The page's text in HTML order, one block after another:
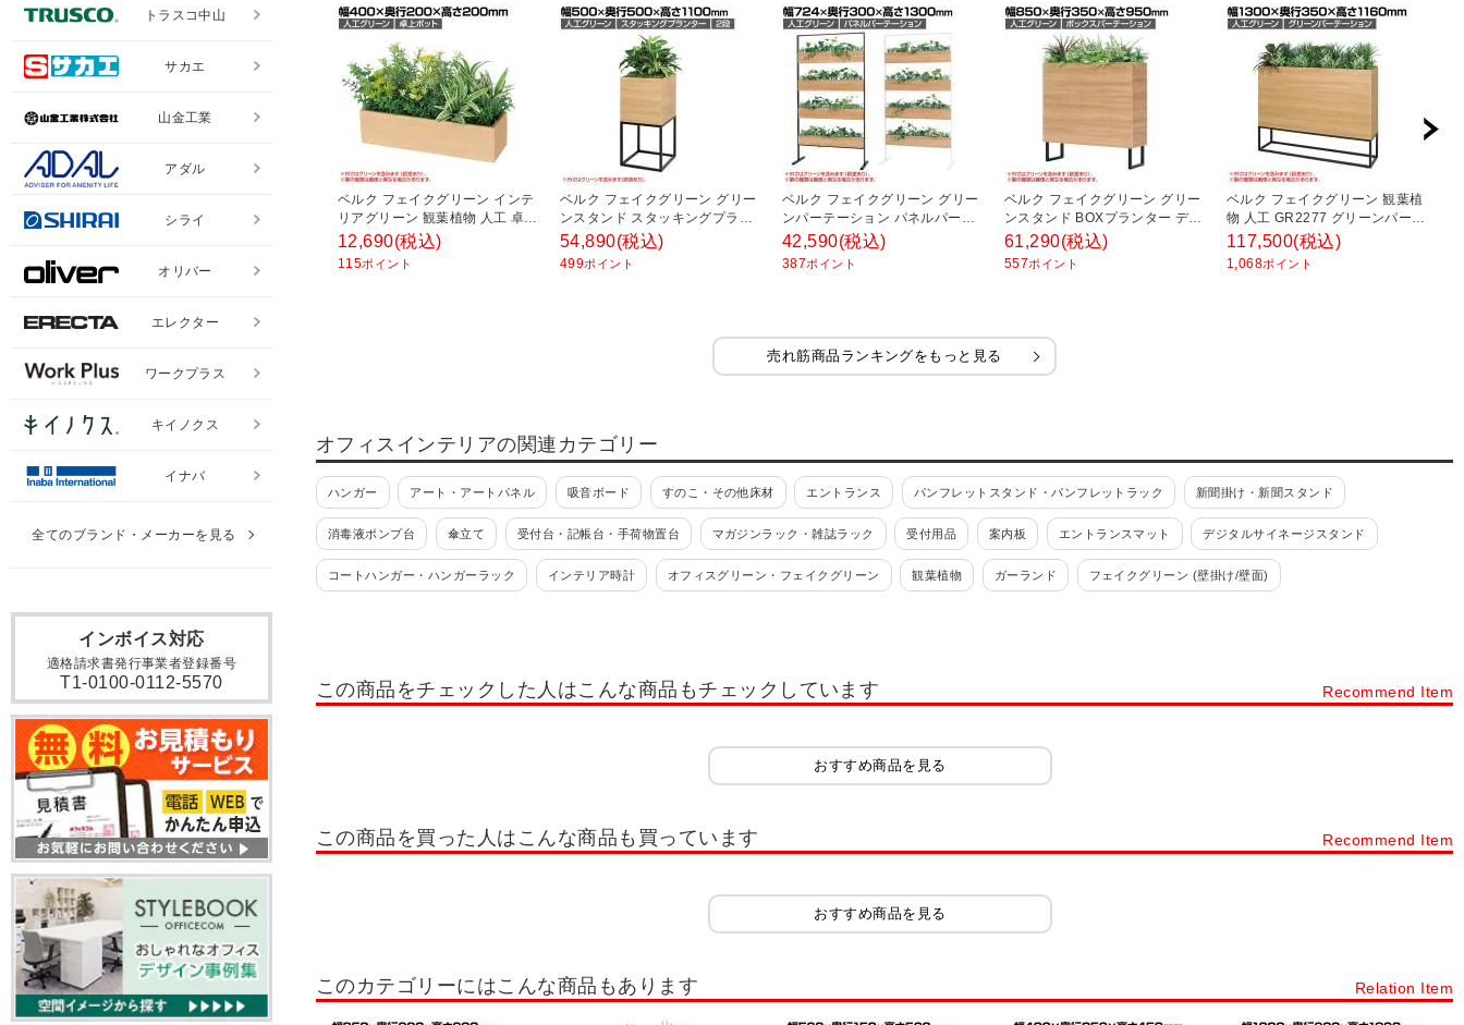
ベルク フェイクグリーン インテ
リアグリーン 観葉植物 人工 卓上
ポット GR4389
12,690(税込)
115ポイント
ベルク フェイクグリーン グリー
ンスタンド スタッキングプラン
ター 2段タイプ BOXプランター
アイアン風脚 人工 造花 GR2553
幅500×奥行500×高さ1100mm
54,890(税込)
499ポイント
ベルク フェイクグリーン グリー
ンパーテーション パネルパーテ
ーション ルーバータイプ 観葉植
物 人口 幅724×奥行300×高さ
1300mm
42,590(税込)
387ポイント
ベルク フェイクグリーン グリー
ンスタンド BOXプランター デザ
インパーテーション 間仕切り 観
葉植物 人工 GR2009 幅850×奥行
350×高さ950mm
61,290(税込)
557ポイント
ベルク フェイクグリーン 観葉植
物 人工 GR2277 グリーンパーテ
ーション 幅1300×奥行350×高さ
1160mm 国産
117,500(税込)
1,068ポイント
売れ筋商品ランキングをもっと見る
オフィスインテリアの関連カテゴリー
ハンガー アート・アートパネル 吸音ボード すのこ・その他床材 エントランス パンフレットスタンド・パンフレットラック 新聞掛け・新聞スタンド
消毒液ポンプ台 傘立て 受付台・記帳台・手荷物置台 マガジンラック・雑誌ラック 受付用品 案内板 エントランスマット デジタルサイネージスタンド
コートハンガー・ハンガーラック インテリア時計 オフィスグリーン・フェイクグリーン 観葉植物 ガーランド フェイクグリーン (壁掛け/壁面)
インテリア照明 ブラインド・カーテン プラントボックス・フラワーボックス スタンドミラー・鏡・姿見 デスクヒーター・暖房器具
案内板 プラントボックス・フラワーボックス
この商品をチェックした人はこんな商品もチェックしています Recommend Item
おすすめ商品を見る
この商品を買った人はこんな商品も買っています Recommend Item
おすすめ商品を見る
このカテゴリーにはこんな商品もあります Relation Item
インボイス対応
適格請求書発行事業者登録番号
T1-0100-0112-5570
トラスコ中山
サカエ
山金工業
アダル
シライ
オリバー
エレクター
ワークプラス
キイノクス
イナバ
全てのブランド・メーカーを見る